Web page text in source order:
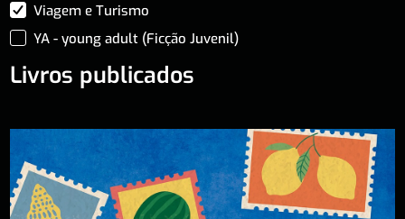
Viagem e Turismo
YA - young adult (Ficção Juvenil)
Livros publicados